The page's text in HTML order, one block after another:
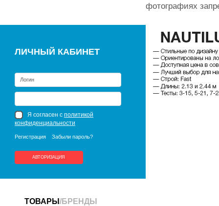
ЛИЧНЫЙ КАБИНЕТ
Я согласен с политикой
конфиденциальности
Регистрация Забыли пароль?
АВТОРИЗАЦИЯ
ТОВАРЫ /БРЕНДЫ
фотографиях